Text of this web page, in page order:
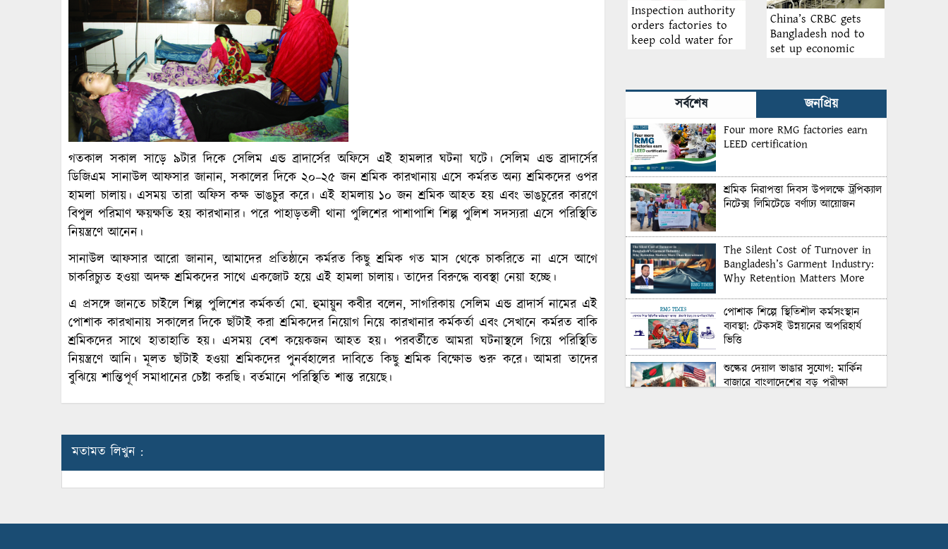
গতকাল সকাল সাড়ে ৯টার দিকে সেলিম এন্ড ব্রাদার্সের অফিসে এই হামলার ঘটনা ঘটে। সেলিম এন্ড ব্রাদার্সের
ডিজিএম সানাউল আফসার জানান, সকালের দিকে ২০–২৫ জন শ্রমিক কারখানায় এসে কর্মরত অন্য শ্রমিকদের ওপর
হামলা চালায়। এসময় তারা অফিস কক্ষ ভাঙচুর করে। এই হামলায় ১০ জন শ্রমিক আহত হয় এবং ভাঙচুরের কারণে
বিপুল পরিমাণ ক্ষয়ক্ষতি হয় কারখানার। পরে পাহাড়তলী থানা পুলিশের পাশাপাশি শিল্প পুলিশ সদস্যরা এসে পরিস্থিতি
নিয়ন্ত্রণে আনেন।
সানাউল আফসার আরো জানান, আমাদের প্রতিষ্ঠানে কর্মরত কিছু শ্রমিক গত মাস থেকে চাকরিতে না এসে আগে
চাকরিচ্যুত হওয়া অদক্ষ শ্রমিকদের সাথে একজোট হয়ে এই হামলা চালায়। তাদের বিরুদ্ধে ব্যবস্থা নেয়া হচ্ছে।
এ প্রসঙ্গে জানতে চাইলে শিল্প পুলিশের কর্মকর্তা মো. হুমায়ুন কবীর বলেন, সাগরিকায় সেলিম এন্ড ব্রাদার্স নামের এই
পোশাক কারখানায় সকালের দিকে ছাঁটাই করা শ্রমিকদের নিয়োগ নিয়ে কারখানার কর্মকর্তা এবং সেখানে কর্মরত বাকি
শ্রমিকদের সাথে হাতাহাতি হয়। এসময় বেশ কয়েকজন আহত হয়। পরবর্তীতে আমরা ঘটনাস্থলে গিয়ে পরিস্থিতি
নিয়ন্ত্রণে আনি। মূলত ছাঁটাই হওয়া শ্রমিকদের পুনর্বহালের দাবিতে কিছু শ্রমিক বিক্ষোভ শুরু করে। আমরা তাদের
বুঝিয়ে শান্তিপূর্ণ সমাধানের চেষ্টা করছি। বর্তমানে পরিস্থিতি শান্ত রয়েছে।
মতামত লিখুন :
Inspection authority
orders factories to
keep cold water for
China’s CRBC gets
Bangladesh nod to
set up economic
সর্বশেষ জনপ্রিয়
Four more RMG factories earn
LEED certification
শ্রমিক নিরাপত্তা দিবস উপলক্ষে ট্রপিক্যাল
নিটেক্স লিমিটেডে বর্ণাঢ্য আয়োজন
The Silent Cost of Turnover in
Bangladesh’s Garment Industry:
Why Retention Matters More
পোশাক শিল্পে স্থিতিশীল কর্মসংস্থান
ব্যবস্থা: টেকসই উন্নয়নের অপরিহার্য
ভিত্তি
শুল্কের দেয়াল ভাঙার সুযোগ: মার্কিন
বাজারে বাংলাদেশের বড় পরীক্ষা
Neutral Sustainability Conference